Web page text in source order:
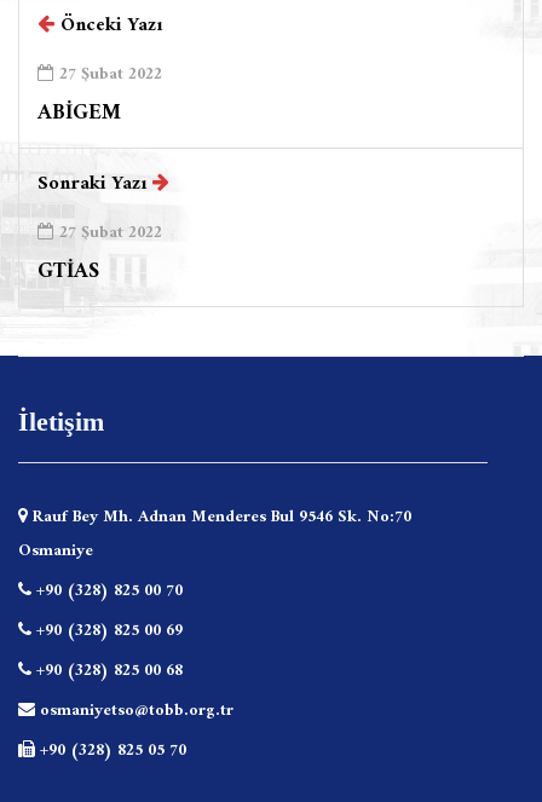
Önceki Yazı
27 Şubat 2022
ABİGEM
Sonraki Yazı
27 Şubat 2022
GTİAS
İletişim
Rauf Bey Mh. Adnan Menderes Bul 9546 Sk. No:70
Osmaniye
+90 (328) 825 00 70
+90 (328) 825 00 69
+90 (328) 825 00 68
osmaniyetso@tobb.org.tr
+90 (328) 825 05 70